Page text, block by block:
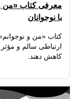
معرفی کتاب «من و
با نوجوانان
کتاب «من و
ارتباطی سالم و
کاهش دهند.